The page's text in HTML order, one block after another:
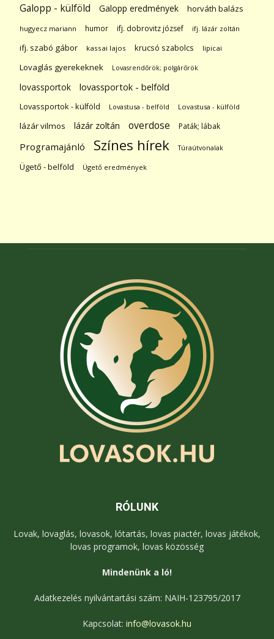
Galopp - külföld Galopp eredmények horváth balázs
hugyecz mariann humor ifj. dobrovitz józsef ifj. lázár zoltán
ifj. szabó gábor kassai lajos krucsó szabolcs lipicai
Lovaglás gyerekeknek Lovasrendőrök; polgárőrök
lovassportok lovassportok - belföld
Lovassportok - külföld Lovastusa - belföld Lovastusa - külföld
lázár vilmos lázár zoltán overdose Paták; lábak
Programajánló Színes hírek Túraútvonalak
Ügető - belföld Ügető eredmények
RÓLUNK
Lovak, lovaglás, lovasok, lótartás, lovas piactér, lovas játékok,
lovas programok, lovas közösség
Mindenünk a ló!
Adatkezelés nyilvántartási szám: NAIH-123795/2017
Kapcsolat: info@lovasok.hu